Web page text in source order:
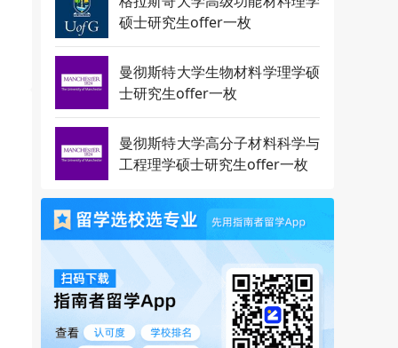
硕士研究生offer一枚
曼彻斯特大学生物材料学理学硕
士研究生offer一枚
曼彻斯特大学高分子材料科学与
工程理学硕士研究生offer一枚